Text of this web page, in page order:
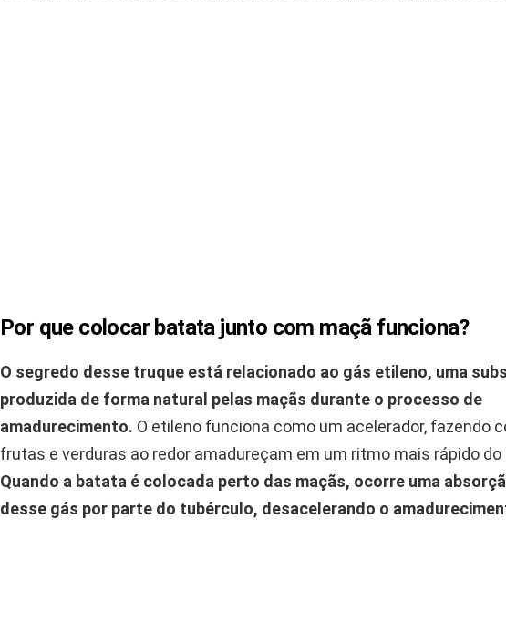
Por que colocar batata junto com maçã funciona?
O segredo desse truque está relacionado ao gás etileno, uma
produzida de forma natural pelas maçãs durante o processo de
amadurecimento. O etileno funciona como um acelerador, fazendo
frutas e verduras ao redor amadureçam em um ritmo mais rápido do
Quando a batata é colocada perto das maçãs, ocorre uma
desse gás por parte do tubérculo, desacelerando o